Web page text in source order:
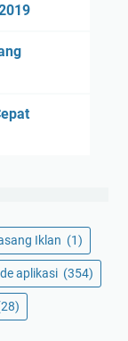
Iklan (1)
aplikasi (354)